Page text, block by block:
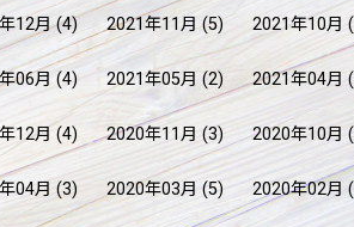
12月(4) 2021年11月 (5) 2021年10月
06月 (4) 2021年05月 (2) 2021年04月
12月 (4) 2020年11月 (3) 2020年10月
04月 (3) 2020年03月 (5) 2020年02月